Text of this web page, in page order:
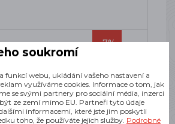
-7%
soukromí
funkcí webu, ukládání vašeho nastavení a
využíváme cookies. Informace o tom, jak
se svými partnery pro sociální média, inzerci
ze zemí mimo EU. Partneři tyto údaje
informacemi, které jste jim poskytli
toho, že používáte jejich služby. Podrobné